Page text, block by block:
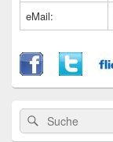
eMail:
Suche
nach:
Suche